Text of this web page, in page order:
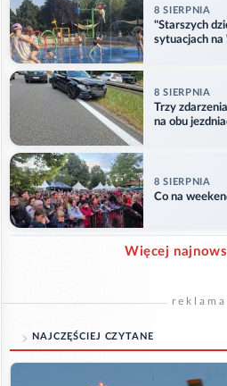
8 SIERPNIA
"Starszych
sytuacjach na
8 SIERPNIA
Trzy
na obu
8 SIERPNIA
Co na
Więcej
reklama
NAJCZĘŚCIEJ CZYTANE